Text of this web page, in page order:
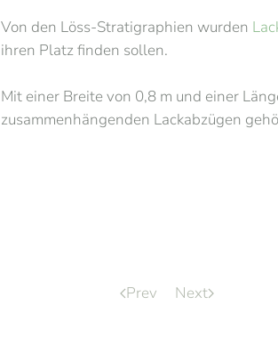
Von den Löss-Stratigraphien wurden
ihren Platz finden sollen.
Mit einer Breite von 0,8 m und einer
zusammenhängenden Lackabzügen
Prev Next